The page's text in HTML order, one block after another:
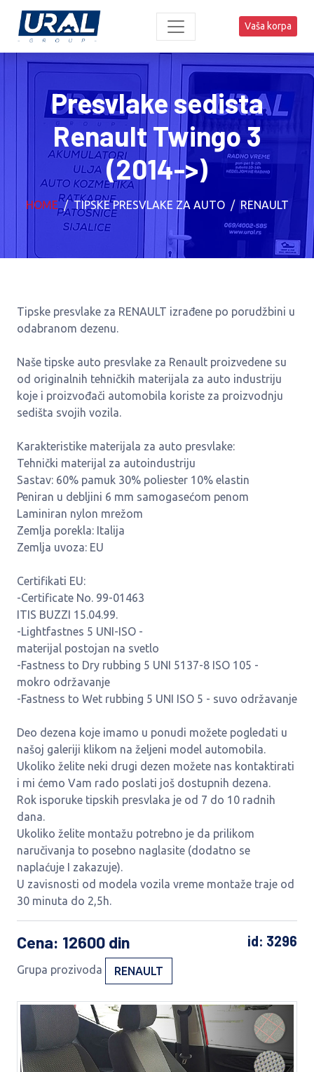
Vaša korpa
Presvlake sedista
Renault Twingo 3
(2014->)
HOME TIPSKE PRESVLAKE ZA AUTO RENAULT
Tipske presvlake za RENAULT izrađene po porudžbini u
odabranom dezenu.
Naše tipske auto presvlake za Renault proizvedene su
od originalnih tehničkih materijala za auto industriju
koje i proizvođači automobila koriste za proizvodnju
sedišta svojih vozila.
Karakteristike materijala za auto presvlake:
Tehnički materijal za autoindustriju
Sastav: 60% pamuk 30% poliester 10% elastin
Peniran u debljini 6 mm samogasećom penom
Laminiran nylon mrežom
Zemlja porekla: Italija
Zemlja uvoza: EU
Certifikati EU:
-Certificate No. 99-01463
ITIS BUZZI 15.04.99.
-Lightfastnes 5 UNI-ISO -
materijal postojan na svetlo
-Fastness to Dry rubbing 5 UNI 5137-8 ISO 105 -
mokro održavanje
-Fastness to Wet rubbing 5 UNI ISO 5 - suvo održavanje
Deo dezena koje imamo u ponudi možete pogledati u
našoj galeriji klikom na željeni model automobila.
Ukoliko želite neki drugi dezen možete nas kontaktirati
i mi ćemo Vam rado poslati još dostupnih dezena.
Rok isporuke tipskih presvlaka je od 7 do 10 radnih
dana.
Ukoliko želite montažu potrebno je da prilikom
naručivanja to posebno naglasite (dodatno se
naplaćuje I zakazuje).
U zavisnosti od modela vozila vreme montaže traje od
30 minuta do 2,5h.
Cena: 12600 din id: 3296
Grupa prozivoda RENAULT